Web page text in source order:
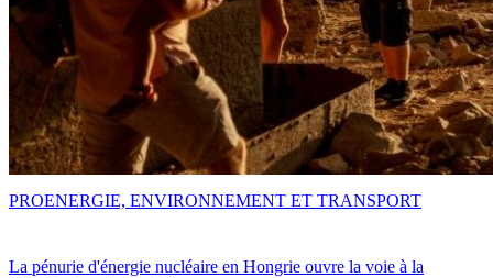
La pénurie d'énergie nucléaire en Hongrie ouvre la voie à la
PROENERGIE, ENVIRONNEMENT ET TRANSPORT